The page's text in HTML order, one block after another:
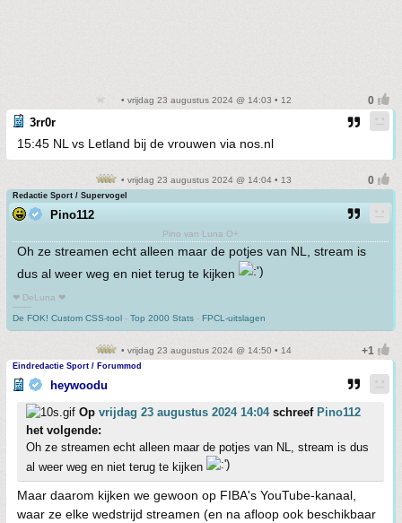
• vrijdag 23 augustus 2024 @ 14:03 • 12
3rr0r
15:45 NL vs Letland bij de vrouwen via nos.nl
• vrijdag 23 augustus 2024 @ 14:04 • 13
Redactie Sport / Supervogel
Pino112
Pino van Luna O+
Oh ze streamen echt alleen maar de potjes van NL, stream is
dus al weer weg en niet terug te kijken
❤ DeLuna ❤
-------
De FOK! Custom CSS-tool - Top 2000 Stats - FPCL-uitslagen
• vrijdag 23 augustus 2024 @ 14:50 • 14
Eindredactie Sport / Forummod
heywoodu
Op vrijdag 23 augustus 2024 14:04schreef Pino112
het volgende:
Oh ze streamen echt alleen maar de potjes van NL, stream is dus
al weer weg en niet terug te kijken
Maar daarom kijken we gewoon op FIBA's YouTube-kanaal,
waar ze elke wedstrijd streamen (en na afloop ook beschikbaar